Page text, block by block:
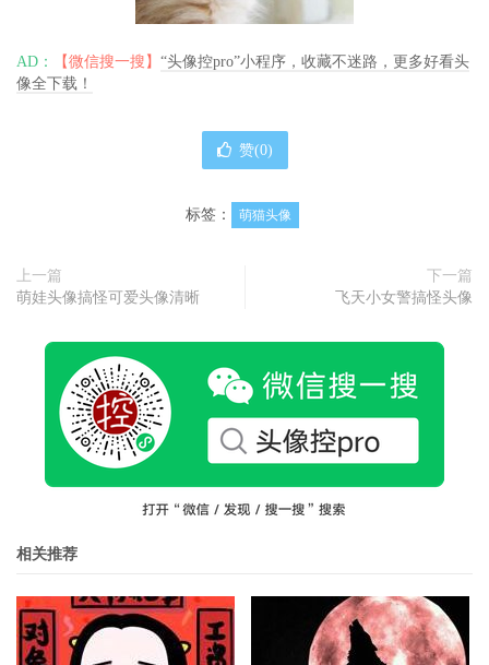
AD： 【微信搜一搜】 “头像控pro”小程序，收藏不迷路，更多好看头
像全下载！
赞(0)
标签： 萌猫头像
上一篇
萌娃头像搞怪可爱头像清晰
下一篇
飞天小女警搞怪头像
相关推荐